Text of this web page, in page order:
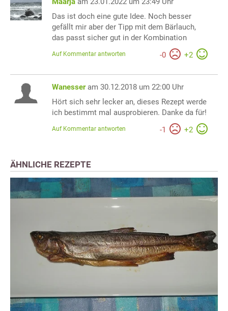
Das ist doch eine gute Idee. Noch besser
gefällt mir aber der Tipp mit dem Bärlauch,
das passt sicher gut in der Kombination
-0 +2
Auf Kommentar antworten
Wanesser am 30.12.2018 um 22:00 Uhr
Hört sich sehr lecker an, dieses Rezept werde
ich bestimmt mal ausprobieren. Danke da für!
-1 +2
Auf Kommentar antworten
ÄHNLICHE REZEPTE